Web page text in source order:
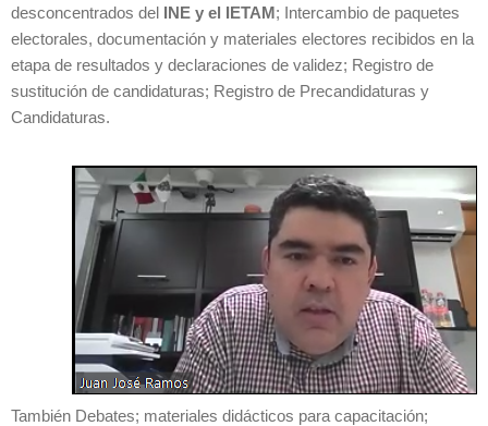
desconcentrados del
INE y el IETAM ; Intercambio de paquetes
electorales, documentación y materiales electores recibidos en la
etapa de resultados y declaraciones de validez; Registro de
sustitución de candidaturas; Registro de Precandidaturas y
Candidaturas.
También Debates; materiales didácticos para capacitación;